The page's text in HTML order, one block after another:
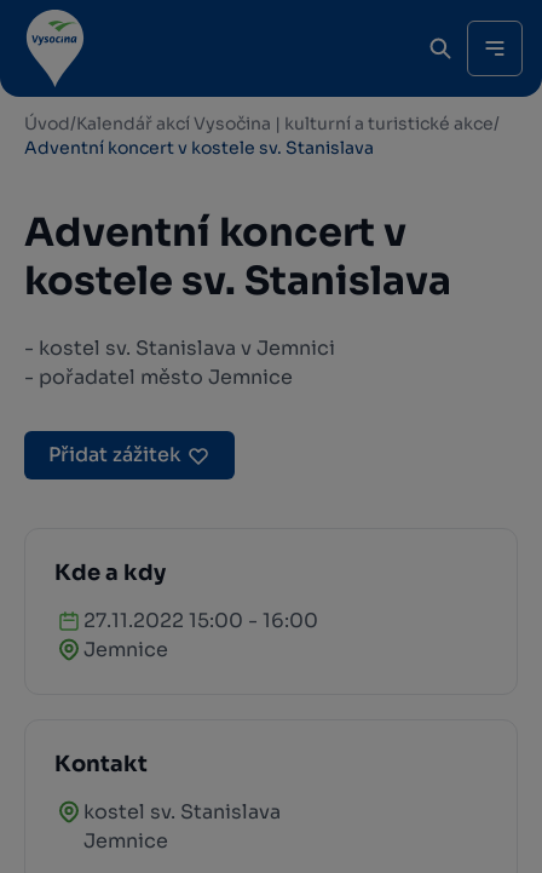
Úvod/Kalendář akcí Vysočina | kulturní a turistické akce/
Adventní koncert v kostele sv. Stanislava
Adventní koncert v
kostele sv. Stanislava
- kostel sv. Stanislava v Jemnici
- pořadatel město Jemnice
Přidat zážitek
Kde a kdy
27.11.2022 15:00 - 16:00
Jemnice
Kontakt
kostel sv. Stanislava
Jemnice